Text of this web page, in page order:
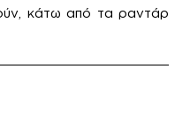
κάτω από τα ραντάρ